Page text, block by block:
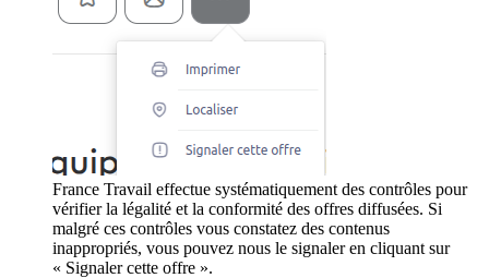
France Travail effectue systématiquement des contrôles pour
vérifier la légalité et la conformité des offres diffusées. Si
malgré ces contrôles vous constatez des contenus
inappropriés, vous pouvez nous le signaler en cliquant sur
« Signaler cette offre ».